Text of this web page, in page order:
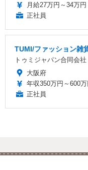
月給27万円～34万円
正社員
TUMI/ファッション雑
トゥミジャパン合同会社
大阪府
年収350万円～600万
正社員